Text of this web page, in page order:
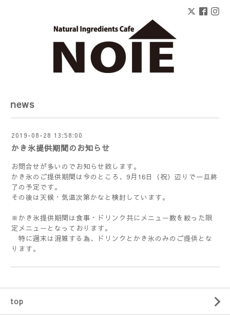
news
2019-08-28 13:58:00
かき氷提供期間のお知らせ
お問合せが多いのでお知らせ致します。
かき氷のご提供期間は今のところ、9月16日（祝）辺りで一旦終
了の予定です。
その後は天候・気温次第かなと検討しています。
※かき氷提供期間は食事・ドリンク共にメニュー数を絞った限
定メニューとなっております。
特に週末は混雑する為、ドリンクとかき氷のみのご提供とな
ります。
top